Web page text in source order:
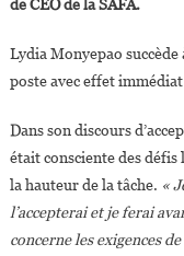
de CEO de la SAFA.
Lydia Monyepao
poste avec effet
Dans son discours
était consciente des défis
la hauteur de la tâche. «
l’accepterai et je ferai
concerne les exigences